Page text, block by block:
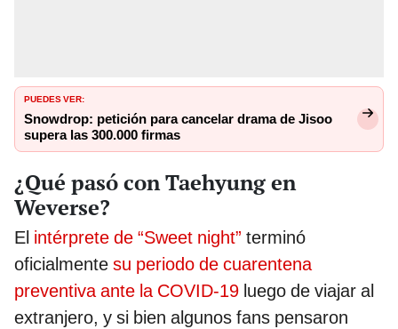
PUEDES VER:
Snowdrop: petición para cancelar drama de Jisoo
supera las 300.000 firmas
¿Qué pasó con Taehyung en
Weverse?
El intérprete de “Sweet night” terminó
oficialmente su periodo de cuarentena
preventiva ante la COVID-19 luego de viajar al
extranjero, y si bien algunos fans pensaron